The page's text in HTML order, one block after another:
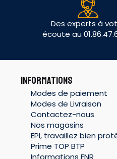
Des experts à
écoute au
INFORMATIONS
Modes de paiement
Modes de Livraison
Contactez-nous
Nos magasins
EPI, travaillez bien
Prime TOP BTP